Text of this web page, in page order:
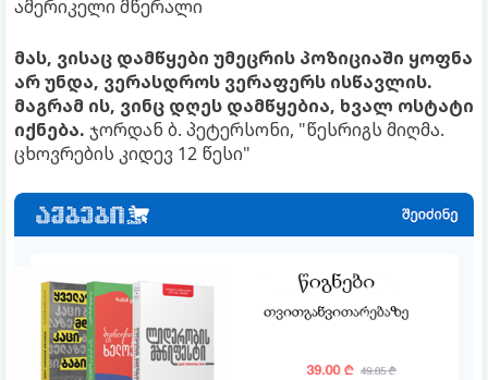
ამერიკელი მწერალი
მას, ვისაც დამწყები უმეცრის პოზიციაში ყოფნა
არ უნდა, ვერასდროს ვერაფერს ისწავლის.
მაგრამ ის, ვინც დღეს დამწყებია, ხვალ ოსტატი
იქნება. ჯორდან ბ. პეტერსონი, "წესრიგს მიღმა.
ცხოვრების კიდევ 12 წესი"